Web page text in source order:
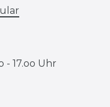
- 17.oo Uhr